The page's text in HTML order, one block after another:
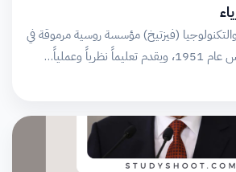
(فيزتيخ) مؤسسة روسية مرموقة في
وعملياً…